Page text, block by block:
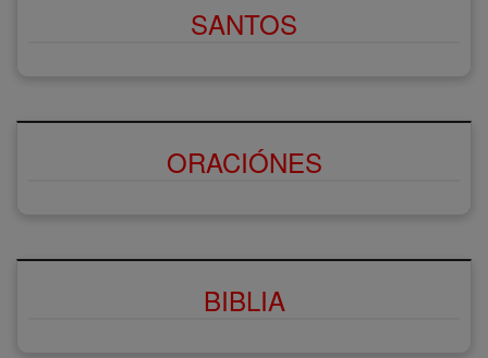
SANTOS
ORACIÓNES
BIBLIA